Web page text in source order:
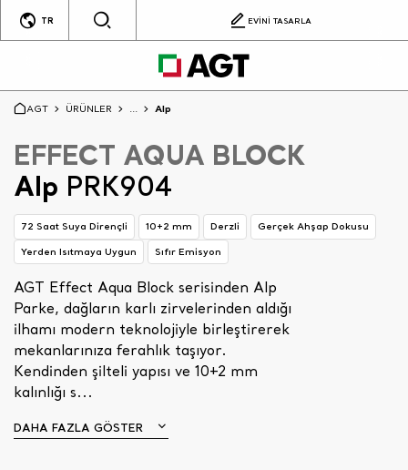
TR EVİNİ TASARLA
AGT ÜRÜNLER ... Alp
EFFECT AQUA BLOCK
Alp PRK904
72 Saat Suya Dirençli 10+2 mm Derzli
Gerçek Ahşap Dokusu
Yerden Isıtmaya Uygun
Sıfır Emisyon
AGT Effect Aqua Block serisinden Alp
Parke, dağların karlı zirvelerinden aldığı
ilhamı modern teknolojiyle birleştirerek
mekanlarınıza ferahlık taşıyor.
Kendinden şilteli yapısı ve 10+2 mm
kalınlığı s...
DAHA FAZLA GÖSTER